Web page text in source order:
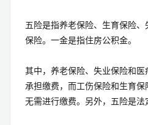
五险是指养老保险、生育保险
保险。一金是指住房公积金。
其中，养老保险、失业保险和
承担缴费，而工伤保险和生育
无需进行缴费。另外，五险是法